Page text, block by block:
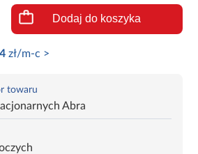
Dodaj do koszyka
zł/m-c >
towaru
Abra